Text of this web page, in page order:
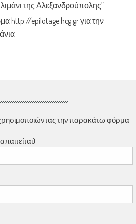
της Αλεξανδρούπολης”
http://epilotage.hcg.gr για την
την παρακάτω φόρμα